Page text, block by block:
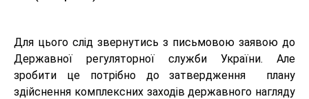
Для цього слід звернутись з письмовою заявою до
Державної регуляторної служби України. Але
зробити це потрібно до затвердження плану
здійснення комплексних заходів державного нагляду